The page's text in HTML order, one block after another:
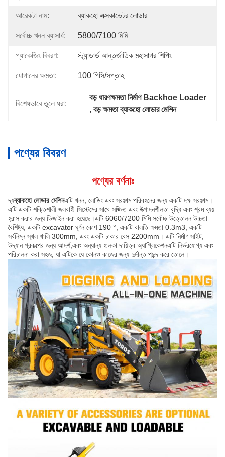
আরেকটা নাম: ব্যাকহো এক্সকাভেটর লোডার
সর্বোচ্চ খনন ব্যাসার্ধ: 5800/7100 মিমি
প্যাকেজিং বিবরণ: স্ট্যান্ডার্ড আন্তর্জাতিক মহাসাগর শিপিং
যোগানের ক্ষমতা: 100 পিসি/সপ্তাহ
বিশেষভাবে তুলে ধরা:
বড় ধারণক্ষমতা নির্মাণ Backhoe Loader
, বড় ক্ষমতা ব্যাকহো লোডার মেশিন
পণ্যের বিবরণ
পণ্যের বর্ণনাঃ
দ্যব্যাকহো লোডার মেশিনএটি খনন, লোডিং এবং সরঞ্জাম পরিবহনের জন্য একটি দক্ষ সরঞ্জাম।
এটি একটি শক্তিশালী জলবাহী সিস্টেমের সাথে সজ্জিত এবং উত্পাদনশীলতা বৃদ্ধি এবং শ্রম ব্যয়
হ্রাস করার জন্য ডিজাইন করা হয়েছে।এটি 6060/7200 মিমি সর্বোচ্চ উত্তোলন উচ্চতা
বৈশিষ্ট্য, একটি excavator ঘূর্ণন কোণ 190 °, একটি বালতি ক্ষমতা 0.3m3, একটি
সর্বনিম্ন স্থল খালি 300mm, এবং একটি চাকার বেস 2200mm। এটি নির্মাণ সাইট,
উদ্যান প্রকল্পের জন্য আদর্শ,এবং অন্যান্য হালকা দায়িত্ব অ্যাপ্লিকেশনএটি নির্ভরযোগ্য এবং
পরিচালনা করা সহজ, যা এটিকে যে কোনও কাজের জন্য দুর্দান্ত পছন্দ করে তোলে।